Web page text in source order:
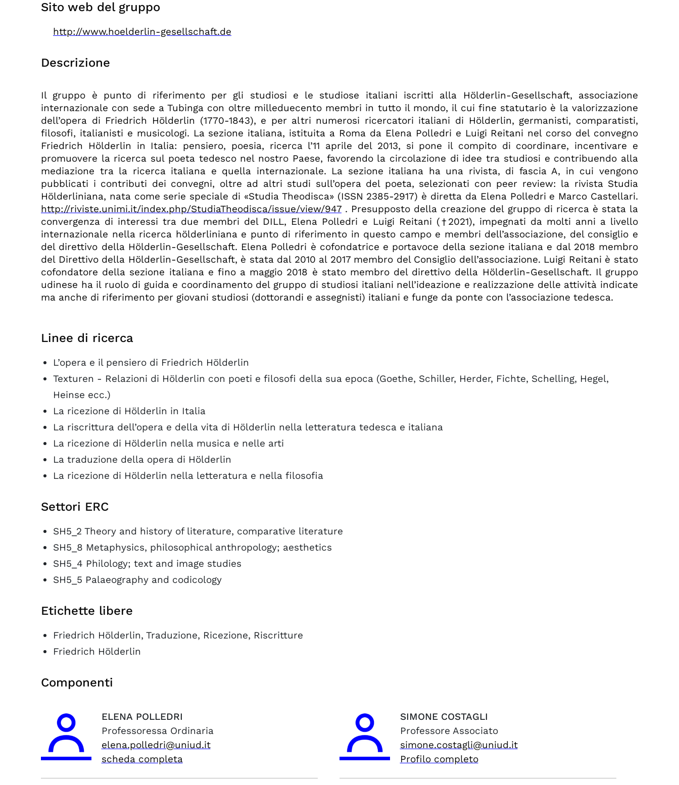
Sito web del gruppo
http://www.hoelderlin-gesellschaft.de
Descrizione
Il gruppo è punto di riferimento per gli studiosi e le studiose italiani iscritti alla Hölderlin-Gesellschaft, associazione
internazionale con sede a Tubinga con oltre milleduecento membri in tutto il mondo, il cui fine statutario è la valorizzazione
dell’opera di Friedrich Hölderlin (1770-1843), e per altri numerosi ricercatori italiani di Hölderlin, germanisti, comparatisti,
filosofi, italianisti e musicologi. La sezione italiana, istituita a Roma da Elena Polledri e Luigi Reitani nel corso del convegno
Friedrich Hölderlin in Italia: pensiero, poesia, ricerca l’11 aprile del 2013, si pone il compito di coordinare, incentivare e
promuovere la ricerca sul poeta tedesco nel nostro Paese, favorendo la circolazione di idee tra studiosi e contribuendo alla
mediazione tra la ricerca italiana e quella internazionale. La sezione italiana ha una rivista, di fascia A, in cui vengono
pubblicati i contributi dei convegni, oltre ad altri studi sull’opera del poeta, selezionati con peer review: la rivista Studia
Hölderliniana, nata come serie speciale di «Studia Theodisca» (ISSN 2385-2917) è diretta da Elena Polledri e Marco Castellari.
http://riviste.unimi.it/index.php/StudiaTheodisca/issue/view/947 . Presupposto della creazione del gruppo di ricerca è stata la
convergenza di interessi tra due membri del DILL, Elena Polledri e Luigi Reitani (†2021), impegnati da molti anni a livello
internazionale nella ricerca hölderliniana e punto di riferimento in questo campo e membri dell’associazione, del consiglio e
del direttivo della Hölderlin-Gesellschaft. Elena Polledri è cofondatrice e portavoce della sezione italiana e dal 2018 membro
del Direttivo della Hölderlin-Gesellschaft, è stata dal 2010 al 2017 membro del Consiglio dell’associazione. Luigi Reitani è stato
cofondatore della sezione italiana e fino a maggio 2018 è stato membro del direttivo della Hölderlin-Gesellschaft. Il gruppo
udinese ha il ruolo di guida e coordinamento del gruppo di studiosi italiani nell’ideazione e realizzazione delle attività indicate
ma anche di riferimento per giovani studiosi (dottorandi e assegnisti) italiani e funge da ponte con l’associazione tedesca.
Linee di ricerca
L’opera e il pensiero di Friedrich Hölderlin
Texturen - Relazioni di Hölderlin con poeti e filosofi della sua epoca (Goethe, Schiller, Herder, Fichte, Schelling, Hegel,
Heinse ecc.)
La ricezione di Hölderlin in Italia
La riscrittura dell’opera e della vita di Hölderlin nella letteratura tedesca e italiana
La ricezione di Hölderlin nella musica e nelle arti
La traduzione della opera di Hölderlin
La ricezione di Hölderlin nella letteratura e nella filosofia
Settori ERC
SH5_2 Theory and history of literature, comparative literature
SH5_8 Metaphysics, philosophical anthropology; aesthetics
SH5_4 Philology; text and image studies
SH5_5 Palaeography and codicology
Etichette libere
Friedrich Hölderlin, Traduzione, Ricezione, Riscritture
Friedrich Hölderlin
Componenti
ELENA POLLEDRI
Professoressa Ordinaria
elena.polledri@uniud.it
scheda completa
SIMONE COSTAGLI
Professore Associato
simone.costagli@uniud.it
Profilo completo